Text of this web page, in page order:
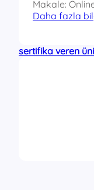
Makale:
Daha fazla
sertifika veren